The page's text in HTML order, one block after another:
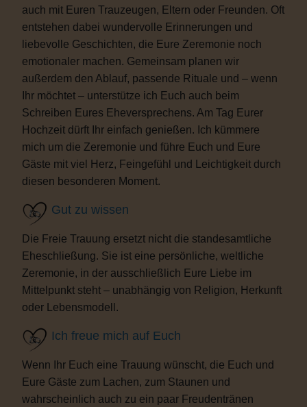
auch mit Euren Trauzeugen, Eltern oder Freunden. Oft
entstehen dabei wundervolle Erinnerungen und
liebevolle Geschichten, die Eure Zeremonie noch
emotionaler machen. Gemeinsam planen wir
außerdem den Ablauf, passende Rituale und – wenn
Ihr möchtet – unterstütze ich Euch auch beim
Schreiben Eures Eheversprechens. Am Tag Eurer
Hochzeit dürft Ihr einfach genießen. Ich kümmere
mich um die Zeremonie und führe Euch und Eure
Gäste mit viel Herz, Feingefühl und Leichtigkeit durch
diesen besonderen Moment.
Gut zu wissen
Die Freie Trauung ersetzt nicht die standesamtliche
Eheschließung. Sie ist eine persönliche, weltliche
Zeremonie, in der ausschließlich Eure Liebe im
Mittelpunkt steht – unabhängig von Religion, Herkunft
oder Lebensmodell.
Ich freue mich auf Euch
Wenn Ihr Euch eine Trauung wünscht, die Euch und
Eure Gäste zum Lachen, zum Staunen und
wahrscheinlich auch zu ein paar Freudentränen